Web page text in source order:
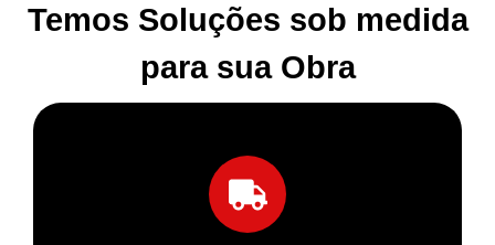
Temos Soluções sob medida
para sua Obra